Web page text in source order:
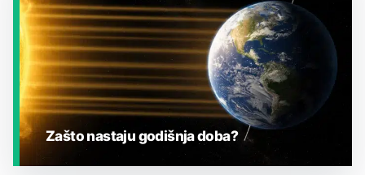
Zašto nastaju godišnja doba?